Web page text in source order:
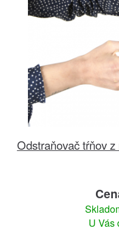
Odstraňovač tŕňov
U Vás